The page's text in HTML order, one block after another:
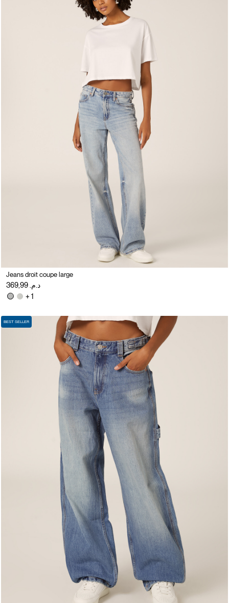
Jeans droit coupe large
د.م. 369,99
+ 1
BEST SELLER